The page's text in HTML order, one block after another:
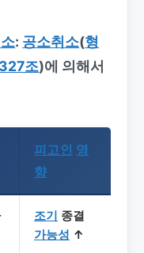
: 공소취소(형
조)에 의해서
피고인 영
향
조기 종결
가능성 ↑